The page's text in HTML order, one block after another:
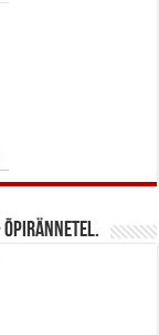
õpirännetel.